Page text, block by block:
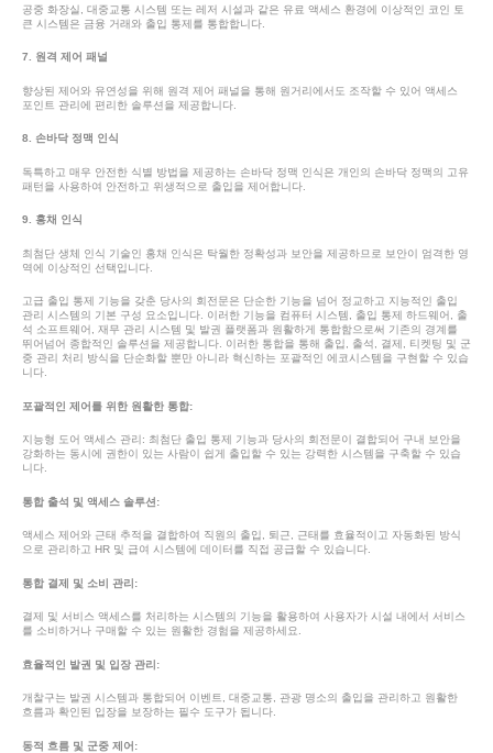
공중 화장실, 대중교통 시스템 또는 레저 시설과 같은 유료 액세스 환경에 이상적인 코인 토
큰 시스템은 금융 거래와 출입 통제를 통합합니다.
7. 원격 제어 패널
향상된 제어와 유연성을 위해 원격 제어 패널을 통해 원거리에서도 조작할 수 있어 액세스
포인트 관리에 편리한 솔루션을 제공합니다.
8. 손바닥 정맥 인식
독특하고 매우 안전한 식별 방법을 제공하는 손바닥 정맥 인식은 개인의 손바닥 정맥의 고유
패턴을 사용하여 안전하고 위생적으로 출입을 제어합니다.
9. 홍채 인식
최첨단 생체 인식 기술인 홍채 인식은 탁월한 정확성과 보안을 제공하므로 보안이 엄격한 영
역에 이상적인 선택입니다.
고급 출입 통제 기능을 갖춘 당사의 회전문은 단순한 기능을 넘어 정교하고 지능적인 출입
관리 시스템의 기본 구성 요소입니다. 이러한 기능을 컴퓨터 시스템, 출입 통제 하드웨어, 출
석 소프트웨어, 재무 관리 시스템 및 발권 플랫폼과 원활하게 통합함으로써 기존의 경계를
뛰어넘어 종합적인 솔루션을 제공합니다. 이러한 통합을 통해 출입, 출석, 결제, 티켓팅 및 군
중 관리 처리 방식을 단순화할 뿐만 아니라 혁신하는 포괄적인 에코시스템을 구현할 수 있습
니다.
포괄적인 제어를 위한 원활한 통합:
지능형 도어 액세스 관리: 최첨단 출입 통제 기능과 당사의 회전문이 결합되어 구내 보안을
강화하는 동시에 권한이 있는 사람이 쉽게 출입할 수 있는 강력한 시스템을 구축할 수 있습
니다.
통합 출석 및 액세스 솔루션:
액세스 제어와 근태 추적을 결합하여 직원의 출입, 퇴근, 근태를 효율적이고 자동화된 방식
으로 관리하고 HR 및 급여 시스템에 데이터를 직접 공급할 수 있습니다.
통합 결제 및 소비 관리:
결제 및 서비스 액세스를 처리하는 시스템의 기능을 활용하여 사용자가 시설 내에서 서비스
를 소비하거나 구매할 수 있는 원활한 경험을 제공하세요.
효율적인 발권 및 입장 관리:
개찰구는 발권 시스템과 통합되어 이벤트, 대중교통, 관광 명소의 출입을 관리하고 원활한
흐름과 확인된 입장을 보장하는 필수 도구가 됩니다.
동적 흐름 및 군중 제어: